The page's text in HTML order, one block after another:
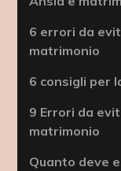
6 errori da
matrimonio
6 consigli per
9 Errori da
matrimonio
Quanto deve